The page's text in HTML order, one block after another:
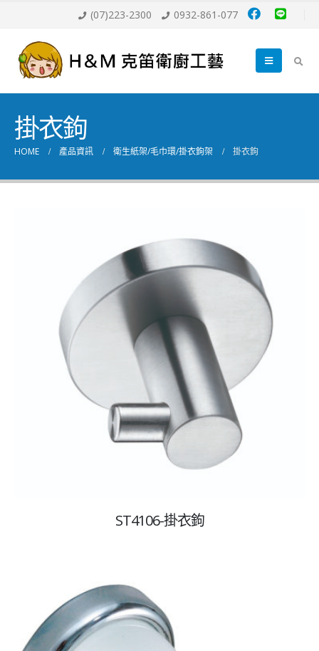
(07)223-2300 0932-861-077
掛衣鉤
HOME 產品資訊 衛生紙架/毛巾環/掛衣鉤架 掛衣鉤
ST4106-掛衣鉤